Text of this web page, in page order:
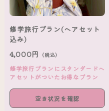
修学旅行プラン(ヘアセット
込み)
4,000円 （税込）
修学旅行プランにスタンダードヘ
アセットがついたお得なプラン
空き状況を確認